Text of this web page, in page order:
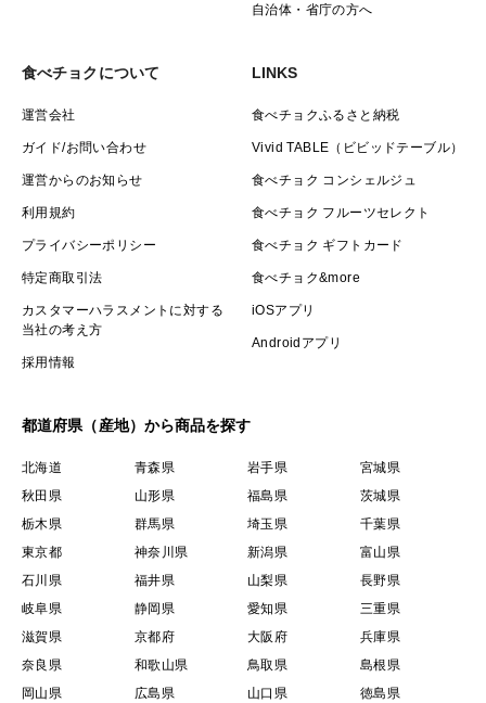
自治体・省庁の方へ
食べチョクについて
運営会社
ガイド/お問い合わせ
運営からのお知らせ
利用規約
プライバシーポリシー
特定商取引法
カスタマーハラスメントに対する
当社の考え方
採用情報
LINKS
食べチョクふるさと納税
Vivid TABLE（ビビッドテーブル）
食べチョク コンシェルジュ
食べチョク フルーツセレクト
食べチョク ギフトカード
食べチョク&more
iOSアプリ
Androidアプリ
都道府県（産地）から商品を探す
北海道 青森県 岩手県
宮城県
秋田県
山形県 福島県
茨城県
栃木県
群馬県 埼玉県
千葉県
東京都
神奈川県 新潟県
富山県
石川県
福井県 山梨県
長野県
岐阜県
静岡県 愛知県
三重県
滋賀県
京都府 大阪府
兵庫県
奈良県
和歌山県 鳥取県
島根県
岡山県
広島県 山口県 徳島県